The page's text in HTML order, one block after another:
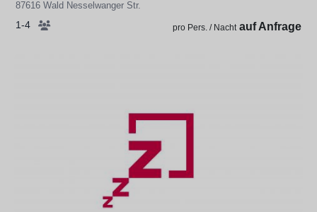
87616 Wald Nesselwanger Str.
1-4 pro Pers. / Nacht auf Anfrage